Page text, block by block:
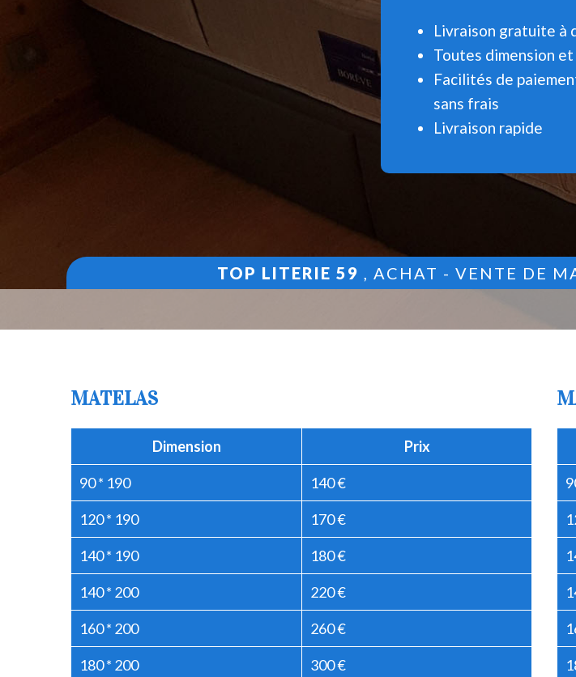
Livraison gratuite à
Toutes dimension
Facilités de
sans frais
Livraison rapide
TOP LITERIE 59 , ACHAT - VENTE DE
MATELAS
Dimension Prix
90 * 190 140 €
120 * 190 170 €
140 * 190 180 €
140 * 200 220 €
160 * 200 260 €
180 * 200 300 €